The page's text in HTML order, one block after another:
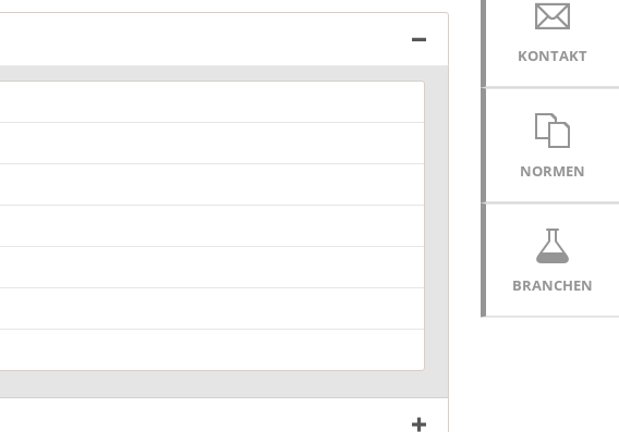
KONTAKT
NORMEN
BRANCHEN
Bereich Standard-Prüfgeschwindigkeiten: 0,5
- 1000 mm /min.
mm/min.
RS-232-Ausgangsschnittstelle mit Konverter
Kompatibel mit dem